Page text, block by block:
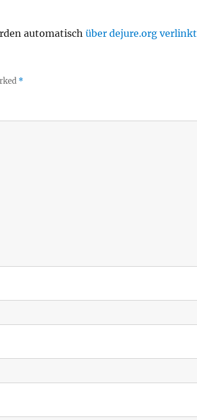
automatischüber dejure.org verlinkt
*